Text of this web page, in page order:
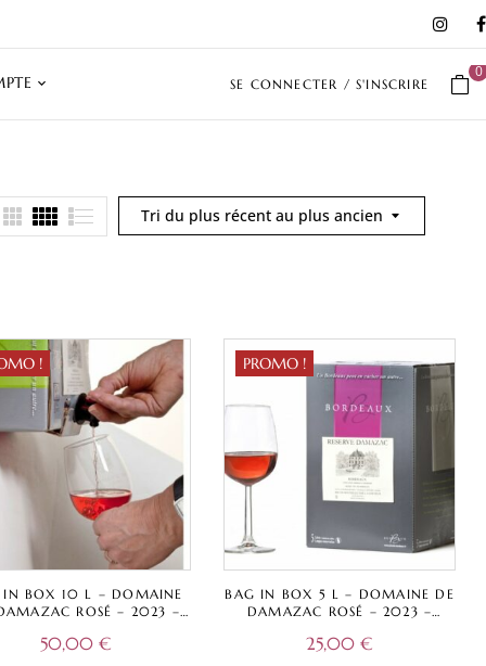
SE CONNECTER / S'INSCRIRE
0
Tri du plus récent au plus ancien
!
IN BOX 10 L – DOMAINE
ROSÉ – 2023 –
BORDEAUX A.O.C.
50,00 €
PROMO !
BAG IN BOX 5 L – DOMAINE DE
DAMAZAC ROSÉ – 2023 –
BORDEAUX A.O.C.
25,00€